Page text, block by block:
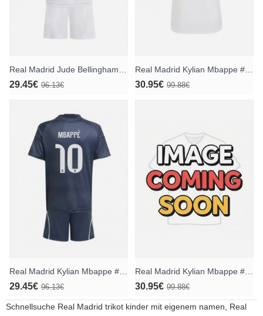
29.45€ 96.13€ 30.95€ 99.88€
29.45€ 96.13€ 30.95€ 99.88€
Schnellsuche Real Madrid trikot kinder mit eigenem namen
Real